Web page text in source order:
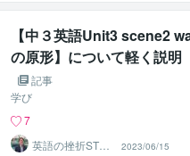
【中３英語Unit3 scene2
の原形】について軽く説明
記事
学び
7
英語の挫折STO
2023/06/15